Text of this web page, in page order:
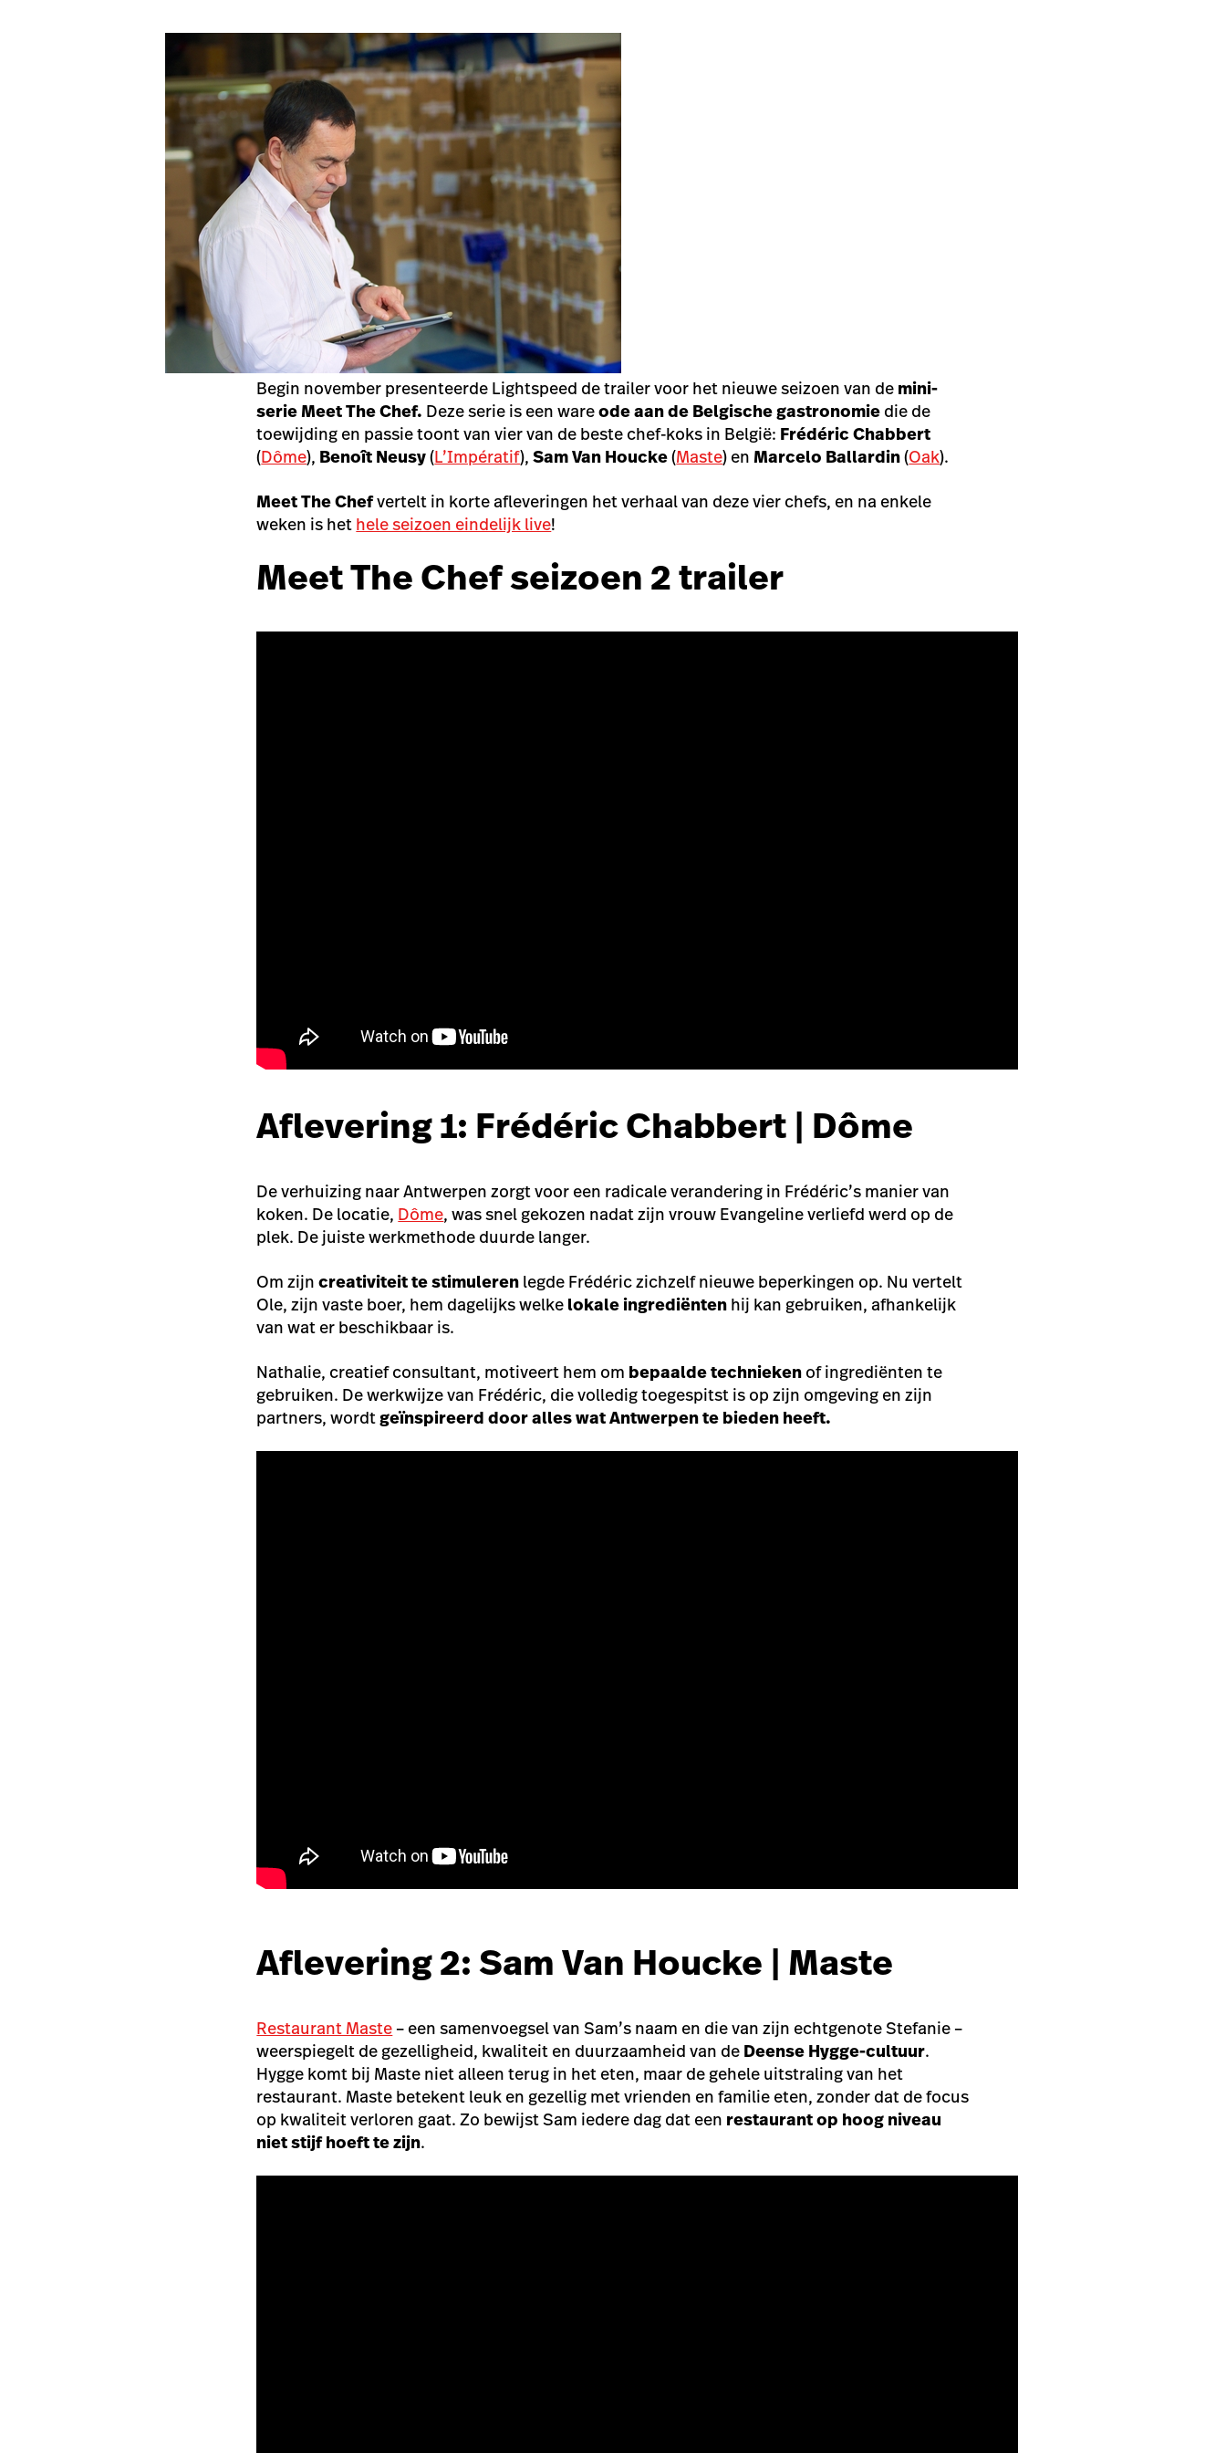
Begin november presenteerde Lightspeed de trailer voor het nieuwe seizoen van de mini-
serie Meet The Chef. Deze serie is een wareode aan de Belgische gastronomie die de
toewijding en passie toont van vier van de beste chef-koks in België: Frédéric Chabbert
(Dôme), Benoît Neusy(L’Impératif), Sam Van Houcke(Maste) en Marcelo Ballardin(Oak).
Meet The Chefvertelt in korte afleveringen het verhaal van deze vier chefs, en na enkele
weken is het hele seizoen eindelijk live!
Meet The Chef seizoen 2 trailer
Aflevering 1: Frédéric Chabbert | Dôme
De verhuizing naar Antwerpen zorgt voor een radicale verandering in Frédéric’s manier van
koken. De locatie, Dôme, was snel gekozen nadat zijn vrouw Evangeline verliefd werd op de
plek. De juiste werkmethode duurde langer.
Om zijn creativiteit te stimuleren legde Frédéric zichzelf nieuwe beperkingen op. Nu vertelt
Ole, zijn vaste boer, hem dagelijks welke lokale ingrediënten hij kan gebruiken, afhankelijk
van wat er beschikbaar is.
Nathalie, creatief consultant, motiveert hem om bepaalde technieken of ingrediënten te
gebruiken. De werkwijze van Frédéric, die volledig toegespitst is op zijn omgeving en zijn
partners, wordtgeïnspireerd door alles wat Antwerpen te bieden heeft.
Aflevering 2: Sam Van Houcke | Maste
Restaurant Maste– een samenvoegsel van Sam’s naam en die van zijn echtgenote Stefanie –
weerspiegelt de gezelligheid, kwaliteit en duurzaamheid van de Deense Hygge-cultuur.
Hygge komt bij Maste niet alleen terug in het eten, maar de gehele uitstraling van het
restaurant. Maste betekent leuk en gezellig met vrienden en familie eten, zonder dat de focus
op kwaliteit verloren gaat. Zo bewijst Sam iedere dag dat een restaurant op hoog niveau
niet stijf hoeft te zijn.